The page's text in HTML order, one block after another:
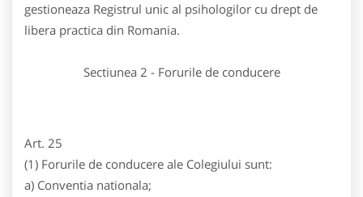
gestioneaza Registrul unic al psihologilor cu drept de
libera practica din Romania.
Sectiunea 2 - Forurile de conducere
Art. 25
(1) Forurile de conducere ale Colegiului sunt:
a) Conventia nationala;